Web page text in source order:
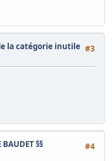
#3
la catégorie inutile
#4
BAUDET §§